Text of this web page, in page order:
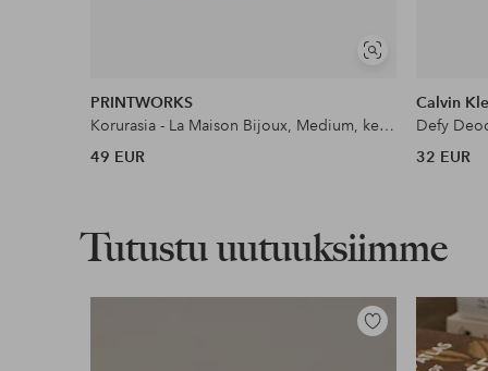
Näytä
PRINTWORKS
Korurasia - La Maison Bijoux, Medium, keskikokoinen
49 EUR
Calvin
Defy
32 EUR
Tutustu uutuuksiimme
Lisää
suosikkeihin